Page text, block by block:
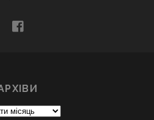
facebook